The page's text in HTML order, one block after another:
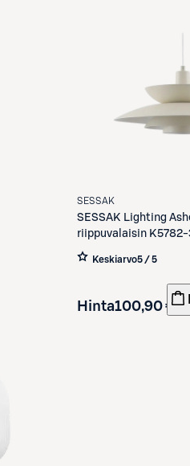
SESSAK
SESSAK Lighting
riippuvalaisin K5782-
Keskiarvo5 / 5
Hinta100,90 €